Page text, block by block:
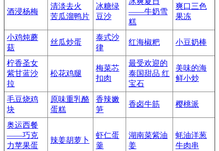
酒浸杨梅
清淡去火
苦瓜溜鸭片
冰糖绿
豆沙
——牛奶雪
糕
爽口三色
果冻
小鸡炖蘑
菇
丝瓜炒蛋
泰式沙
律
红海椒粑 小豆奶棒
柠香圣女
紫甘蓝沙
拉
松花鸡腿
梅菜芯
扣肉
最受欢迎的
泰国甜品 红
宝石
美味的海
鲜小炒
毛豆烧鸡
块
原味重乳酪
蛋糕
香辣嫩
笋
香卤牛筋 樱桃派
奥运西餐
——巧克
力苹果蛋
辣姜胡萝卜
虾仁蛋
羹
湖南菜紫油
姜
蚝油洋葱
牛肉串